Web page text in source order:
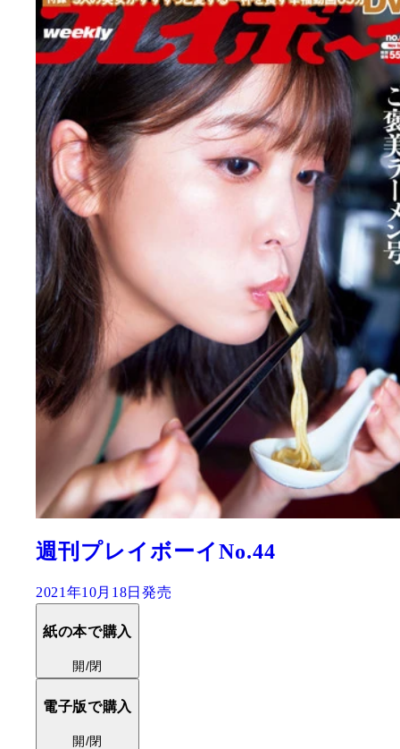
週刊プレイボーイNo.44
2021年10月18日発売
紙の本で購入
開/閉
電子版で購入
開/閉